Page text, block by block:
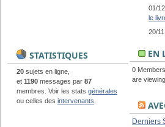
01/
le
20/
STATISTIQUES
20 sujets en ligne,
et 1190 messages par 87
membres. Voir les stats générales
ou celles des intervenants
EN
0
are
Derniers